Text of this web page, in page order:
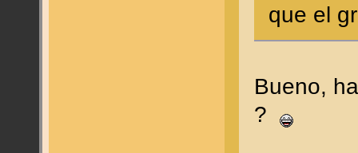
que el
Bueno,
?